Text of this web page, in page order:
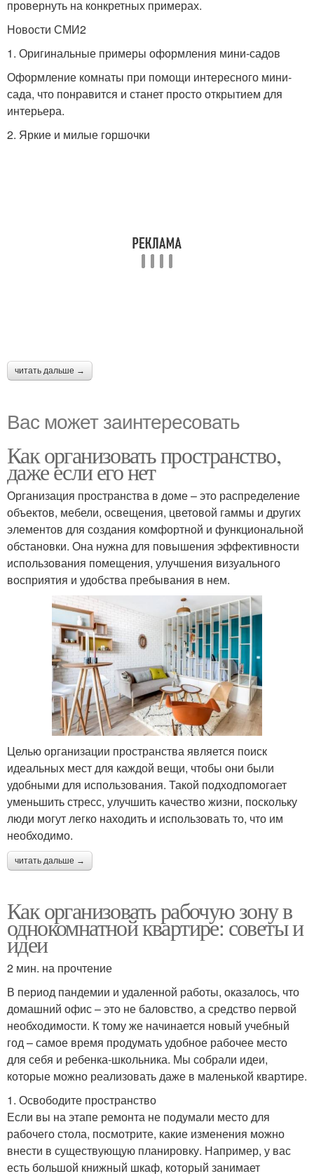
провернуть на конкретных примерах.
Новости СМИ2
1. Оригинальные примеры оформления мини-садов
Оформление комнаты при помощи интересного мини-
сада, что понравится и станет просто открытием для
интерьера.
2. Яркие и милые горшочки
читать дальше →
Вас может заинтересовать
Как организовать пространство,
даже если его нет
Организация пространства в доме – это распределение
объектов, мебели, освещения, цветовой гаммы и других
элементов для создания комфортной и функциональной
обстановки. Она нужна для повышения эффективности
использования помещения, улучшения визуального
восприятия и удобства пребывания в нем.
Целью организации пространства является поиск
идеальных мест для каждой вещи, чтобы они были
удобными для использования. Такой подходпомогает
уменьшить стресс, улучшить качество жизни, поскольку
люди могут легко находить и использовать то, что им
необходимо.
читать дальше →
Как организовать рабочую зону в
однокомнатной квартире: советы и
идеи
2 мин. на прочтение
В период пандемии и удаленной работы, оказалось, что
домашний офис – это не баловство, а средство первой
необходимости. К тому же начинается новый учебный
год – самое время продумать удобное рабочее место
для себя и ребенка-школьника. Мы собрали идеи,
которые можно реализовать даже в маленькой квартире.
1. Освободите пространство
Если вы на этапе ремонта не подумали место для
рабочего стола, посмотрите, какие изменения можно
внести в существующую планировку. Например, у вас
есть большой книжный шкаф, который занимает